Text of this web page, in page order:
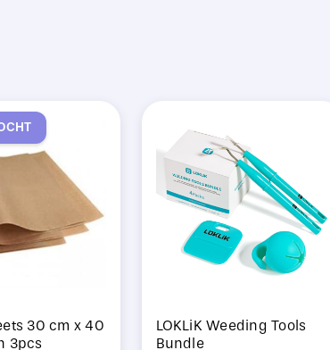
30 cm x 40
3pcs
LOKLiK Weeding Tools
Bundle